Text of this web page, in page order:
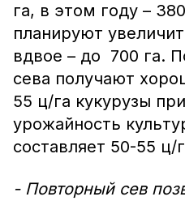
га, в этом году –
планируют
вдвое – до 700 га.
сева получают
55 ц/га кукурузы
урожайность
составляет 50-55 ц/
- Повторный сев